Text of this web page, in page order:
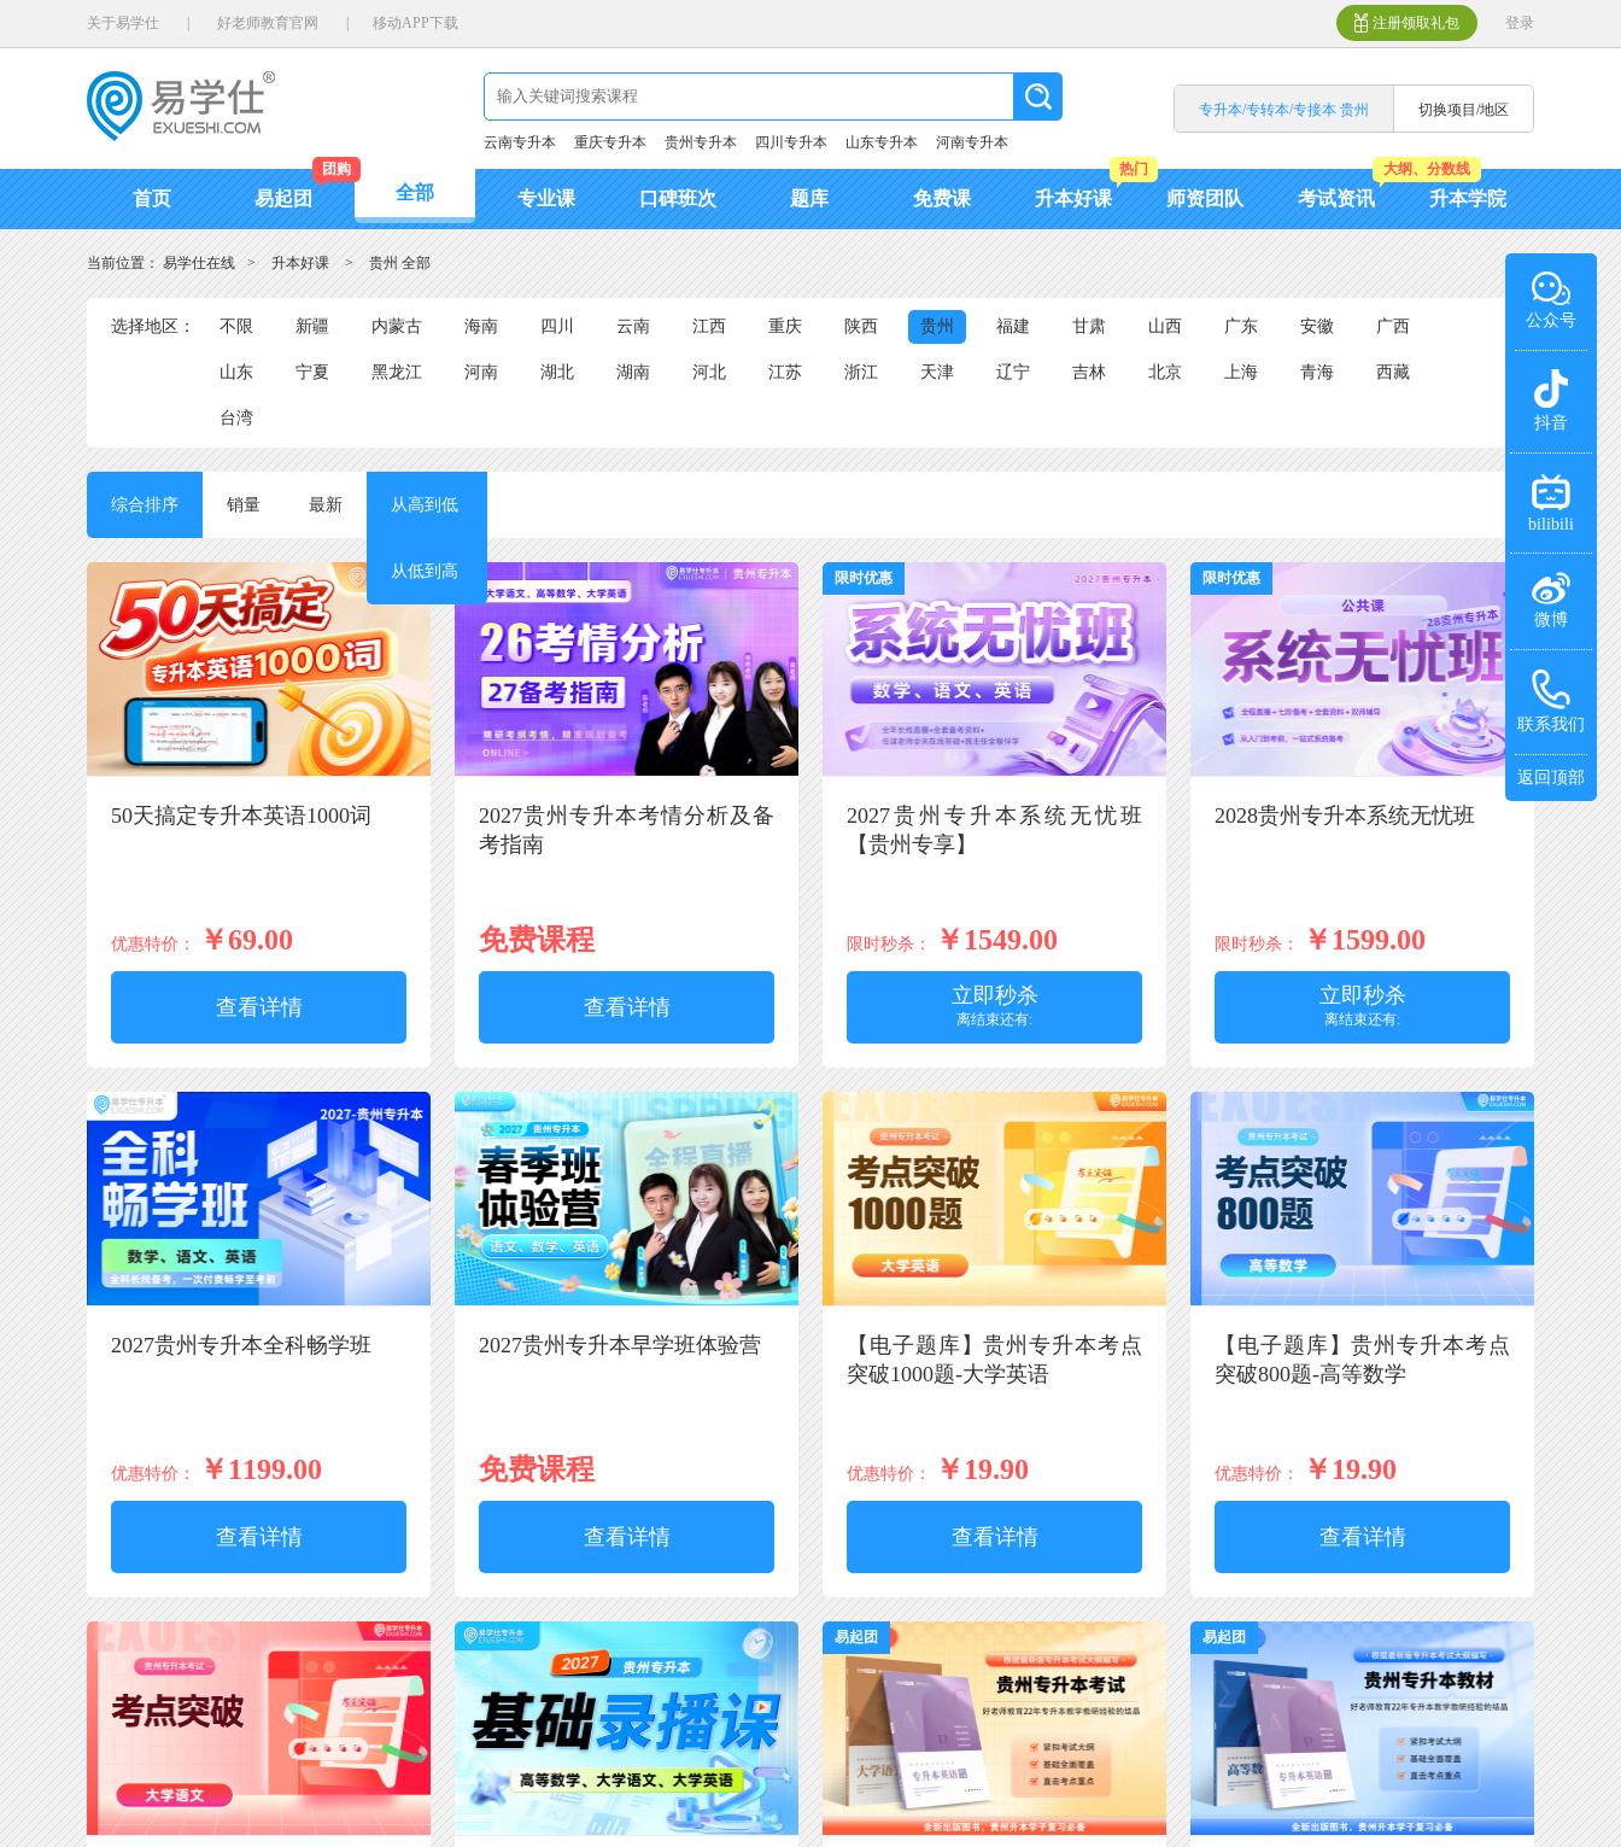
关于易学仕 好老师教育官网 移动APP下载 注册领取礼包 登录
云南专升本 重庆专升本 贵州专升本 四川专升本 山东专升本 河南专升本
专升本/专转本/专接本 贵州 切换项目/地区
首页 易起团
团购
全部 专业课 口碑班次 题库 免费课 升本好课
热门
师资团队 考试资讯
大纲、分数线
升本学院
当前位置： 易学仕在线 > 升本好课 > 贵州 全部
选择地区： 不限 新疆 内蒙古 海南 四川 云南 江西 重庆 陕西 贵州 福建 甘肃 山西 广东 安徽 广西
山东 宁夏 黑龙江 河南 湖北 湖南 河北 江苏 浙江 天津 辽宁 吉林 北京 上海 青海 西藏
台湾
综合排序 销量 最新 按价格
从高到低
从低到高
50天搞定专升本英语1000词
优惠特价： ￥69.00
查看详情
2027贵州专升本考情分析及备
考指南
免费课程
查看详情
限时优惠
2027贵州专升本系统无忧班
【贵州专享】
限时秒杀： ￥1549.00
立即秒杀
离结束还有:
限时优惠
2028贵州专升本系统无忧班
限时秒杀： ￥1599.00
立即秒杀
离结束还有:
2027贵州专升本全科畅学班
优惠特价： ￥1199.00
查看详情
2027贵州专升本早学班体验营
免费课程
查看详情
【电子题库】贵州专升本考点
突破1000题-大学英语
优惠特价： ￥19.90
查看详情
【电子题库】贵州专升本考点
突破800题-高等数学
优惠特价： ￥19.90
查看详情
易起团 易起团
公众号
抖音
bilibili
微博
联系我们
返回顶部